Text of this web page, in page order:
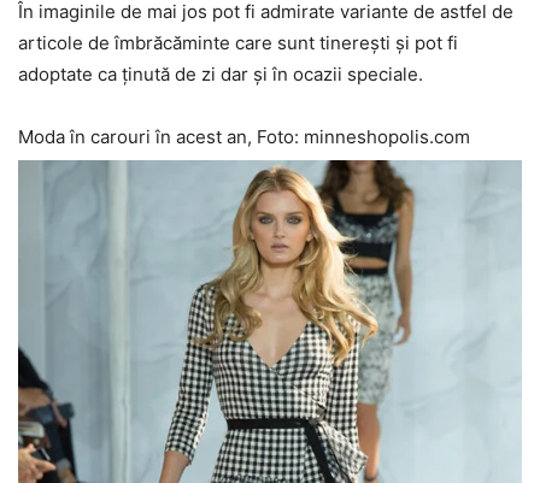
În imaginile de mai jos pot fi admirate variante de astfel de
articole de îmbrăcăminte care sunt tinerești și pot fi
adoptate ca ținută de zi dar și în ocazii speciale.
Moda în carouri în acest an, Foto: minneshopolis.com